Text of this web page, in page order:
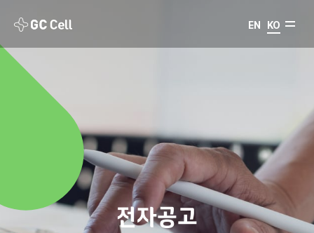
EN KO
전자공고